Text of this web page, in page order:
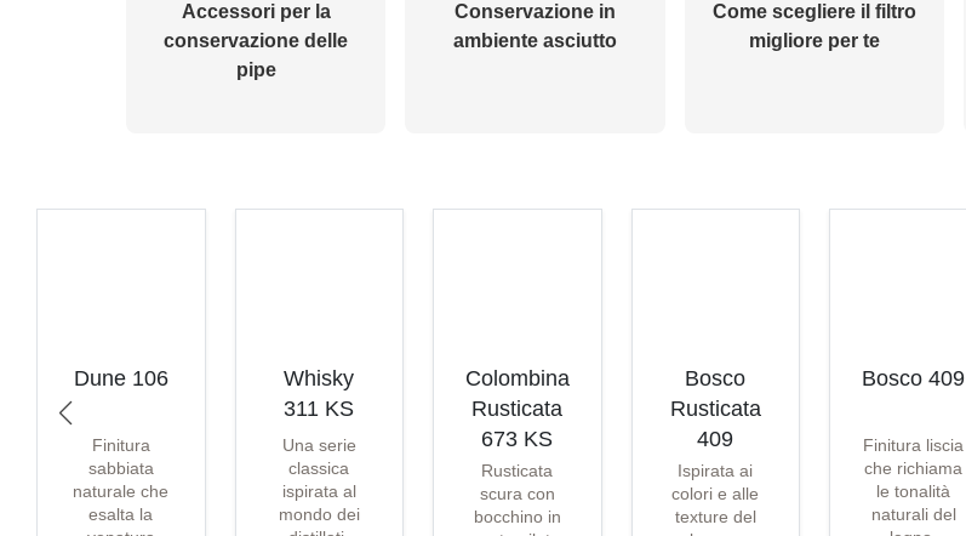
Accessori per la
conservazione delle
pipe
Conservazione in
ambiente asciutto
Come scegliere il filtro
migliore per te
Dune 106
Finitura
sabbiata
naturale che
esalta la
Whisky
311 KS
Una serie
classica
ispirata al
mondo dei
Colombina
Rusticata
673 KS
Rusticata
scura con
bocchino in
Bosco
Rusticata
409
Ispirata ai
colori e alle
texture del
Bosco 409
Finitura liscia
che richiama
le tonalità
naturali del